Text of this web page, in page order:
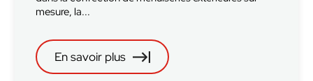
mesure, la...
En savoir plus